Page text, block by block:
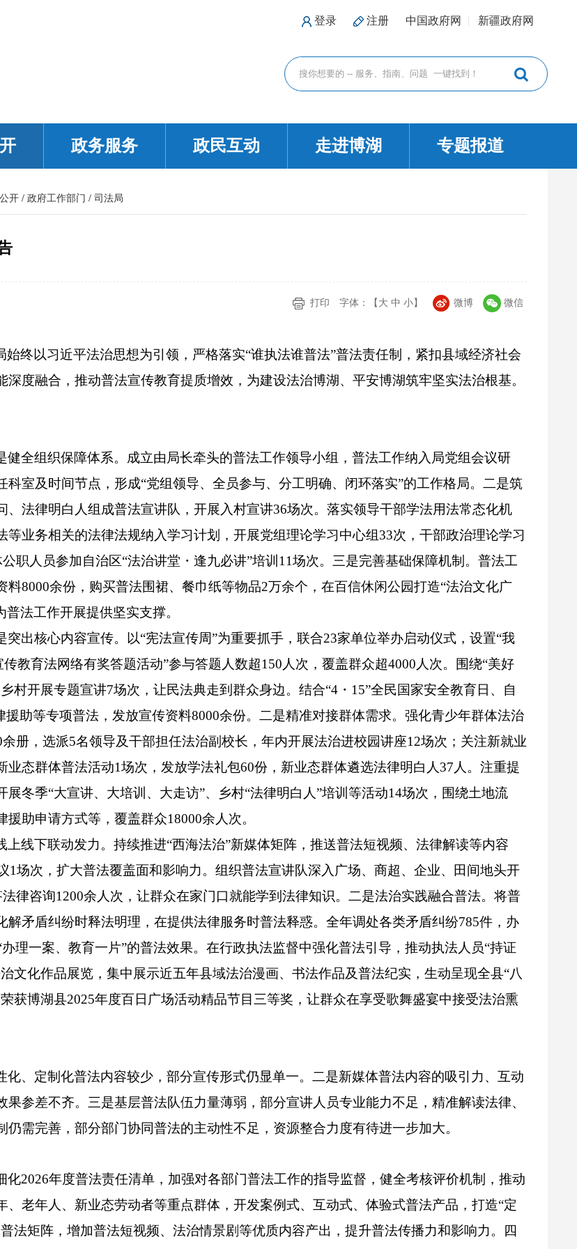
登录 注册 中国政府网 新疆政府网
政务服务 政民互动 走进博湖 专题报道
开 / 政府工作部门 / 司法局
打印 字体：【 大 中 小 】 微博 微信
终以习近平法治思想为引领，严格落实“谁执法谁普法”普法责任制，紧扣县域经济社会
度融合，推动普法宣传教育提质增效，为建设法治博湖、平安博湖筑牢坚实法治根基。
健全组织保障体系。 成立由局长牵头的普法工作领导小组，普法工作纳入局党组会议研
室及时间节点，形成“党组领导、全员参与、分工明确、闭环落实”的工作格局。 二是筑
、法律明白人组成普法宣讲队，开展入村宣讲36场次。落实领导干部学法用法常态化机
业务相关的法律法规纳入学习计划， 开展党组理论学习中心组 33次，干部政治理论学习
职人员参加自治区“法治讲堂・逢九必讲”培训 11场次。 三是完善基础保障机制。 普法工
料8000余份，购买普法围裙、餐巾纸等物品2万余个，在百信休闲公园打造“法治文化广
法工作开展提供坚实支撑。
突出核心内容宣传。 以“宪法宣传周”为重要抓手，联合23家单位举办启动仪式，设置“我
教育法网络有奖答题活动”参与答题人数超150 人 次，覆盖群众超4000 人 次。围绕“美好
村开展专题宣讲7场次，让民法典走到群众身边。结合“4 ・ 15”全民国家安全教育日、自
援助等专项普法，发放宣传资料8000余份。 二是精准对接群体需求。 强化青少年群体法治
余册 ，选派5名领导及干部担任法治副校长，年内开展法治进校园讲座12场次 ；关注新就业
业态群体普法活动1场次，发放学法礼包60份 ，新业态群体遴选法律明白 人 37 人。注重提
冬季“大宣讲、大培训、大走访”、乡村“法律明白人”培训等活动14场次，围绕土地流
援助申请方式等，覆盖群众18000余人 次。
上线下联动发力。持续推进“西海法治”新媒体矩阵，推送普法短视频、法律解读等内容
1场次，扩大普法覆盖面和影响力。组织普法宣讲队深入广场、商超、企业、田间地头开
律咨询1200余人次，让群众在家门口就能学到法律知识。二是法治实践融合普法。将普
矛盾纠纷时释法明理，在提供法律服务时普法释惑。全年调处各类矛盾纠纷785件，办
理一案、教育一片”的普法效果。在行政执法监督中强化普法引导，推动执法人员“持证
文化作品展览，集中展示近五年县域法治漫画、书法作品及普法纪实，生动呈现全县“八
荣获博湖县2025年度百日广场活动精品节目三等奖， 让群众在享受歌舞盛宴中接受法治熏
、定制化普法内容较少，部分宣传形式仍显单一。二是新媒体普法内容的吸引力、互动
参差不齐。三是基层普法队伍力量薄弱，部分宣讲人员专业能力不足，精准解读法律、
需完善，部分部门协同普法的主动性不足，资源整合力度有待进一步加大。
化2026年度普法责任清单，加强对各部门普法工作的指导监督，健全考核评价机制，推动
老年人、新业态劳动者等重点群体，开发案例式、互动式、体验式普法产品，打造“定
法矩阵，增加普法短视频、法治情景剧等优质内容产出，提升普法传播力和影响力。四